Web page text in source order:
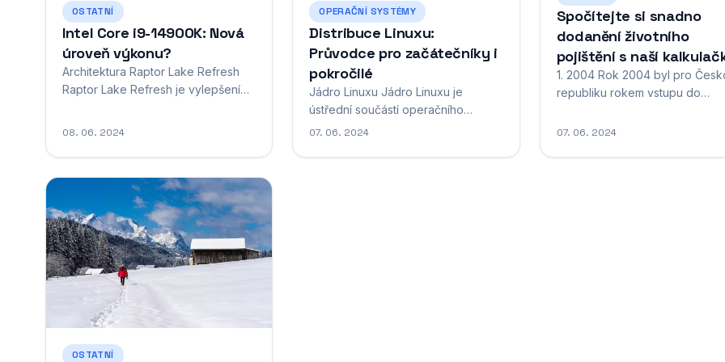
OSTATNÍ
Intel Core i9-14900K: Nová
úroveň výkonu?
Architektura Raptor Lake Refresh
Raptor Lake Refresh je vylepšením
stejnou 10nm technologií Intel 7.
Základní desky se socketem LGA
1700 budou kompatibilní i s touto
aktualizovanou řadou. Hlavní
změnou u Raptor Lake Refresh je...
08. 06. 2024
OPERAČNÍ SYSTÉMY
Distribuce Linuxu:
Průvodce pro začátečníky i
pokročilé
Jádro Linuxu Jádro Linuxu je
ústřední součástí operačního
systému Linux. Jde o svobodný a
07. 06. 2024
Spočítejte si snadno
dodanění životního
pojištění s naší
1. 2004 Rok 2004 byl pro
republiku rokem vstupu do
se odehrála 1. května,
07. 06. 2024
OSTATNÍ